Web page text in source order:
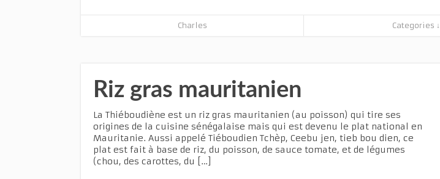
Charles Categories ↓
Riz gras mauritanien
La Thiéboudiène est un riz gras mauritanien (au poisson) qui tire ses
origines de la cuisine sénégalaise mais qui est devenu le plat national en
Mauritanie. Aussi appelé Tiéboudien Tchèp, Ceebu jen, tieb bou dien, ce
plat est fait à base de riz, du poisson, de sauce tomate, et de légumes
(chou, des carottes, du […]